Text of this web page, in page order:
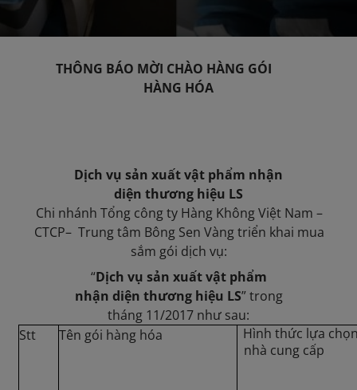
THÔNG BÁO MỜI CHÀO HÀNG GÓI
HÀNG HÓA
Dịch vụ sản xuất vật phẩm nhận
diện thương hiệu LS
Chi nhánh Tổng công ty Hàng Không Việt Nam –
CTCP– Trung tâm Bông Sen Vàng triển khai mua
sắm gói dịch vụ:
“Dịch vụ sản xuất vật phẩm
nhận diện thương hiệu LS” trong
tháng 11/2017 như sau:
Stt
Tên gói hàng hóa
Hình thức lựa
nhà cung cấp